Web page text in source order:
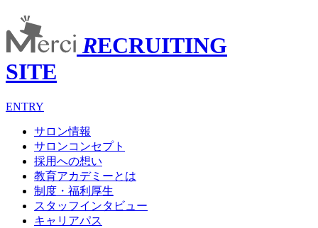
RECRUITING
SITE
ENTRY
サロン情報
サロンコンセプト
採用への想い
教育アカデミーとは
制度・福利厚生
スタッフインタビュー
キャリアパス